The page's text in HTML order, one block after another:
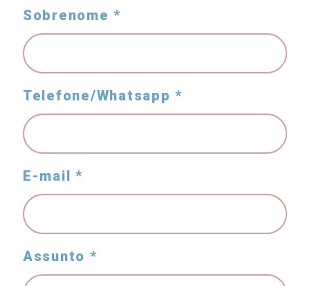
Sobrenome *
Telefone/Whatsapp *
E-mail *
Assunto *